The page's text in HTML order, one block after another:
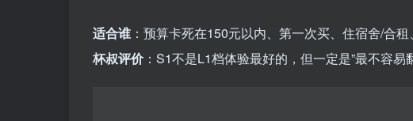
适合谁 ：预算卡死在150元以内、第一次买、住宿舍/合租
杯叔评价：S1不是L1档体验最好的，但一定是”最不容易